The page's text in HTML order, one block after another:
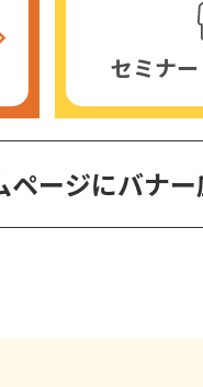
セミナ
ページにバナ